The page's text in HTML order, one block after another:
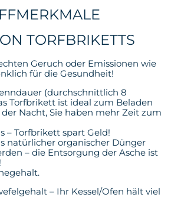
TORFBRIKETTS
Geruch oder Emissionen wie
für die Gesundheit!
(durchschnittlich 8
Torfbrikett ist ideal zum Beladen
der Nacht, Sie haben mehr Zeit zum
– Torfbrikett spart Geld!
natürlicher organischer Dünger
– die Entsorgung der Asche ist
– Ihr Kessel/Ofen hält viel